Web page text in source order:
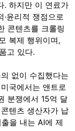
. 하지만 이 연료가
윤리적 쟁점으로
콘텐츠를 크롤링
복제 행위이며,
고 있다.
없이 수집했다는
국에서는 앤트로
분쟁에서 15억 달
텐츠 생산자가 납
을 내는 AI에 제